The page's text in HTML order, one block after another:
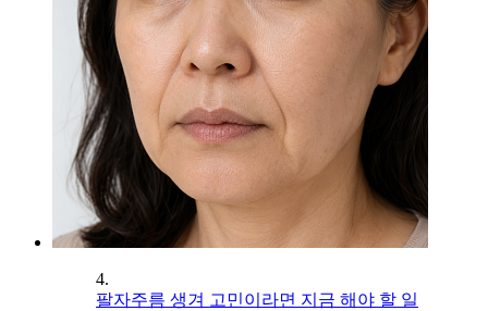
4.
팔자주름 생겨 고민이라면 지금 해야 할 일